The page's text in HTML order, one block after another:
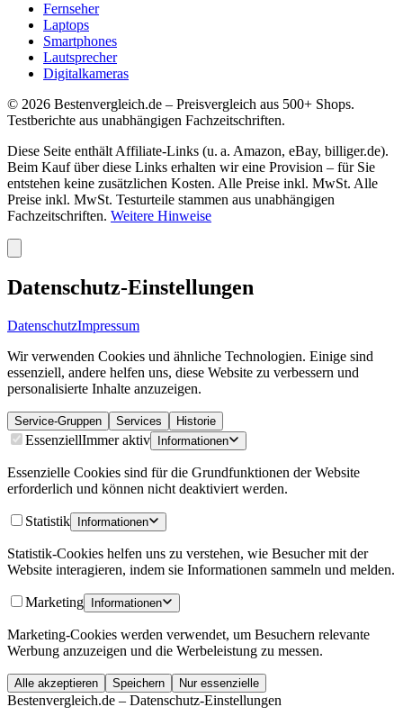
Fernseher
Laptops
Smartphones
Lautsprecher
Digitalkameras
© 2026 Bestenvergleich.de – Preisvergleich aus 500+ Shops.
Testberichte aus unabhängigen Fachzeitschriften.
Diese Seite enthält Affiliate-Links (u. a. Amazon, eBay, billiger.de).
Beim Kauf über diese Links erhalten wir eine Provision – für Sie
entstehen keine zusätzlichen Kosten. Alle Preise inkl. MwSt. Alle
Preise inkl. MwSt. Testurteile stammen aus unabhängigen
Fachzeitschriften. Weitere Hinweise
Datenschutz-Einstellungen
DatenschutzImpressum
Wir verwenden Cookies und ähnliche Technologien. Einige sind
essenziell, andere helfen uns, diese Website zu verbessern und
personalisierte Inhalte anzuzeigen.
Service-Gruppen Services Historie
EssenziellImmer aktiv Informationen
Essenzielle Cookies sind für die Grundfunktionen der Website
erforderlich und können nicht deaktiviert werden.
Statistik Informationen
Statistik-Cookies helfen uns zu verstehen, wie Besucher mit der
Website interagieren, indem sie Informationen sammeln und melden.
Marketing Informationen
Marketing-Cookies werden verwendet, um Besuchern relevante
Werbung anzuzeigen und die Werbeleistung zu messen.
Alle akzeptieren Speichern Nur essenzielle
Bestenvergleich.de – Datenschutz-Einstellungen